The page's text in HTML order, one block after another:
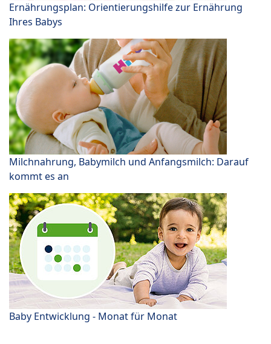
Ernährungsplan: Orientierungshilfe zur Ernährung
Ihres Babys
Milchnahrung, Babymilch und Anfangsmilch: Darauf
kommt es an
Baby Entwicklung - Monat für Monat